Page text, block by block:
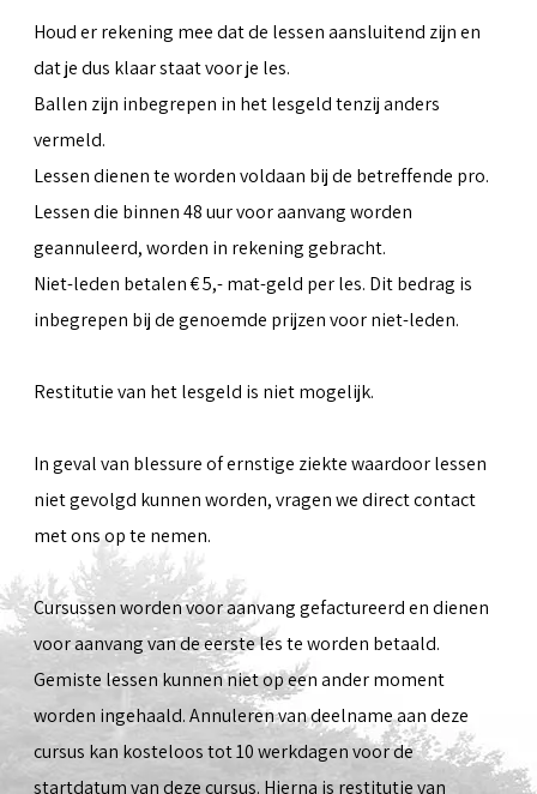
Houd er rekening mee dat de lessen aansluitend zijn en
dat je dus klaar staat voor je les.
Ballen zijn inbegrepen in het lesgeld tenzij anders
vermeld.
Lessen dienen te worden voldaan bij de betreffende pro.
Lessen die binnen 48 uur voor aanvang worden
geannuleerd, worden in rekening gebracht.
Niet-leden betalen € 5,- mat-geld per les. Dit bedrag is
inbegrepen bij de genoemde prijzen voor niet-leden.
Restitutie van het lesgeld is niet mogelijk.
In geval van blessure of ernstige ziekte waardoor lessen
niet gevolgd kunnen worden, vragen we direct contact
met ons op te nemen.
Cursussen worden voor aanvang gefactureerd en dienen
voor aanvang van de eerste les te worden betaald.
Gemiste lessen kunnen niet op een ander moment
worden ingehaald. Annuleren van deelname aan deze
cursus kan kosteloos tot 10 werkdagen voor de
startdatum van deze cursus. Hierna is restitutie van